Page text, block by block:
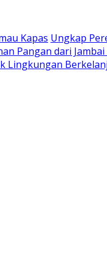
Kapas Ungkap
Pangan dari
Lingkungan